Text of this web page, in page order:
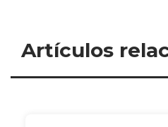
Artículos